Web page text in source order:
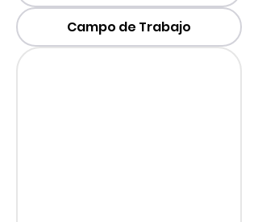
Campo de Trabajo